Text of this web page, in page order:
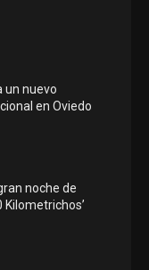
un nuevo
en Oviedo
noche de
Kilometrichos’